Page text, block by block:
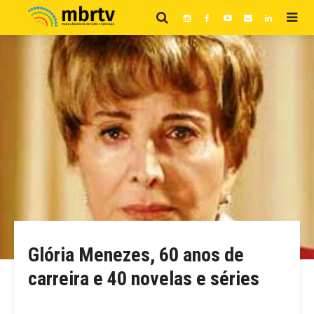
Glória Menezes, 60 anos de
carreira e 40 novelas e séries